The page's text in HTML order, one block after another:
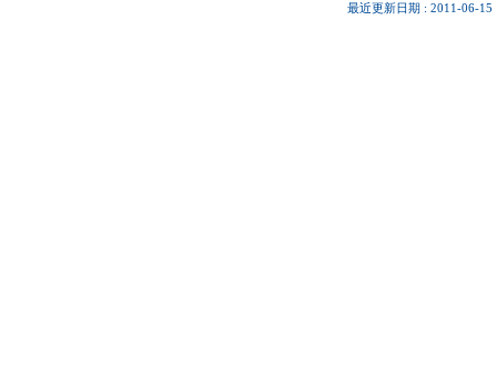
最近更新日期 : 2011-06-15